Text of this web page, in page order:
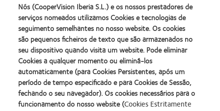
Conteúdo em água
omafilcon A / 60%
Sistema de substituição
Substituição diária
Transmissibilidade de
oxigénio
28 Dk/t (at -3.00D)
Unidades
30
Desenho
Moldada
Nós (CooperVision Iberia S.L.) e os nossos prestadores de
serviços nomeados utilizamos Cookies e tecnologias de
seguimento semelhantes no nosso website. Os cookies
são pequenos ficheiros de texto que são armazenados no
seu dispositivo quando visita um website. Pode eliminar
Cookies a qualquer momento ou eliminá-los
automaticamente (para Cookies Persistentes, após um
período de tempo especificado e para Cookies de Sessão,
fechando o seu navegador). Os cookies necessários para o
funcionamento do nosso website (Cookies Estritamente